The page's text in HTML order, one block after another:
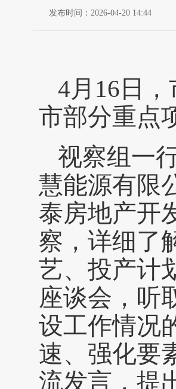
发布时间：2026-04-20 14:44
4月16日
市部分重点
视察组一
慧能源有限
泰房地产开
察，详细了
艺、投产计
座谈会，听
设工作情况
速、强化要
流发言，提